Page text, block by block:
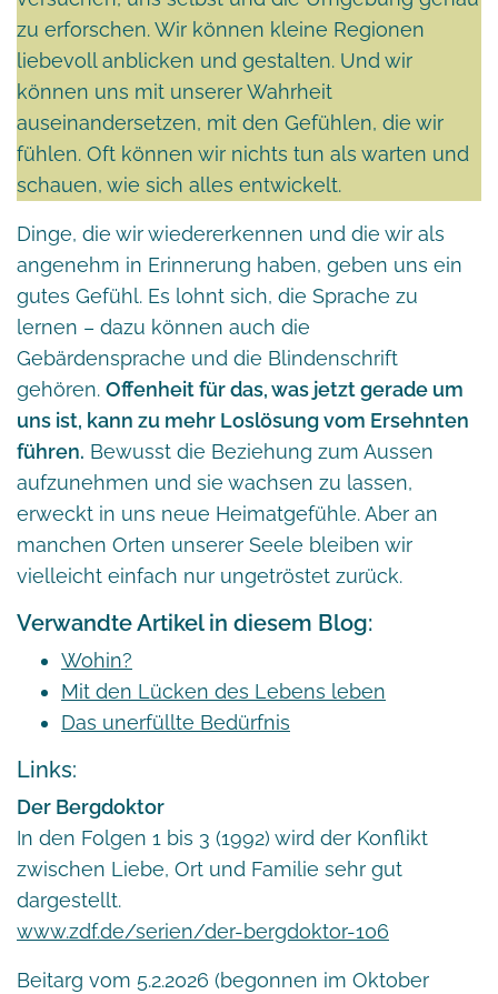
zu erforschen. Wir können kleine Regionen
liebevoll anblicken und gestalten. Und wir
können uns mit unserer Wahrheit
auseinandersetzen, mit den Gefühlen, die wir
fühlen. Oft können wir nichts tun als warten und
schauen, wie sich alles entwickelt.
Dinge, die wir wiedererkennen und die wir als
angenehm in Erinnerung haben, geben uns ein
gutes Gefühl. Es lohnt sich, die Sprache zu
lernen – dazu können auch die
Gebärdensprache und die Blindenschrift
gehören. Offenheit für das, was jetzt gerade um
uns ist, kann zu mehr Loslösung vom Ersehnten
führen. Bewusst die Beziehung zum Aussen
aufzunehmen und sie wachsen zu lassen,
erweckt in uns neue Heimatgefühle. Aber an
manchen Orten unserer Seele bleiben wir
vielleicht einfach nur ungetröstet zurück.
Verwandte Artikel in diesem Blog:
Wohin?
Mit den Lücken des Lebens leben
Das unerfüllte Bedürfnis
Links:
Der Bergdoktor
In den Folgen 1 bis 3 (1992) wird der Konflikt
zwischen Liebe, Ort und Familie sehr gut
dargestellt.
www.zdf.de/serien/der-bergdoktor-106
Beitarg vom 5.2.2026 (begonnen im Oktober